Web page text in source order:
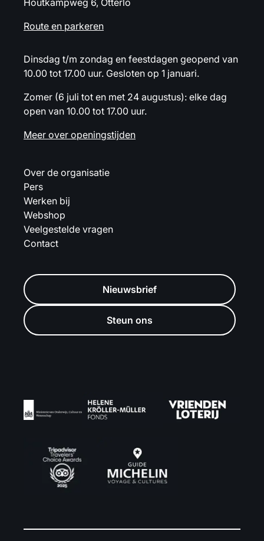
Houtkampweg 6, Otterlo
Route en parkeren
Dinsdag t/m zondag en feestdagen geopend van
10.00 tot 17.00 uur. Gesloten op 1 januari.
Zomer (6 juli tot en met 24 augustus): elke dag
open van 10.00 tot 17.00 uur.
Meer over openingstijden
Over de organisatie
Pers
Werken bij
Webshop
Veelgestelde vragen
Contact
Nieuwsbrief
Steun ons